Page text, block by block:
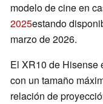
modelo de cine en
2025estando
marzo de 2026.
El XR10 de Hisense
con un tamaño
relación de